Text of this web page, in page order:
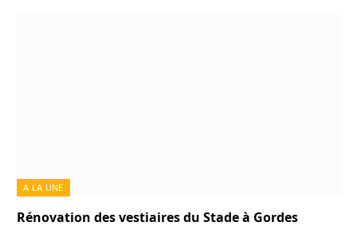
A LA UNE
Rénovation des vestiaires du Stade à Gordes